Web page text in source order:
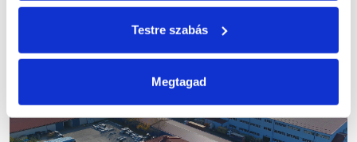
Testre szabás
Megtagad